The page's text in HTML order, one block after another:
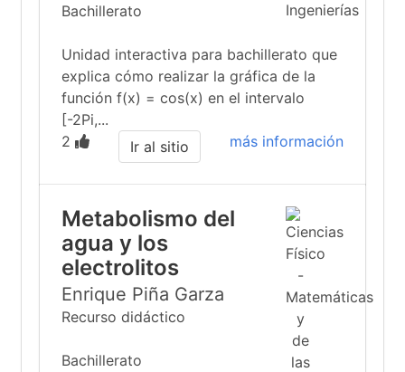
Bachillerato
Unidad interactiva para bachillerato que
explica cómo realizar la gráfica de la
función f(x) = cos(x) en el intervalo
[-2Pi,...
2
más información
Ir al sitio
Metabolismo del
agua y los
electrolitos
Enrique Piña Garza
Recurso didáctico
Bachillerato